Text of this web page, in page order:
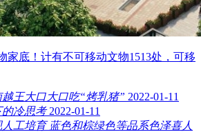
家底！计有不可移动文物1513处，可移
王大口大口吃“烤乳猪” 2022-01-11
冷思考 2022-01-11
工培育 蓝色和棕绿色等品系色泽喜人